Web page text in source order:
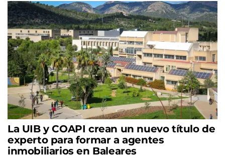
La UIB y COAPI crean un nuevo título de
experto para formar a agentes
inmobiliarios en Baleares